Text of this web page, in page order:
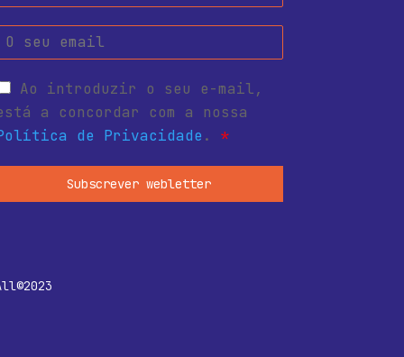
Ao introduzir o seu e-mail,
a concordar com a nossa
de Privacidade . *
Subscrever webletter